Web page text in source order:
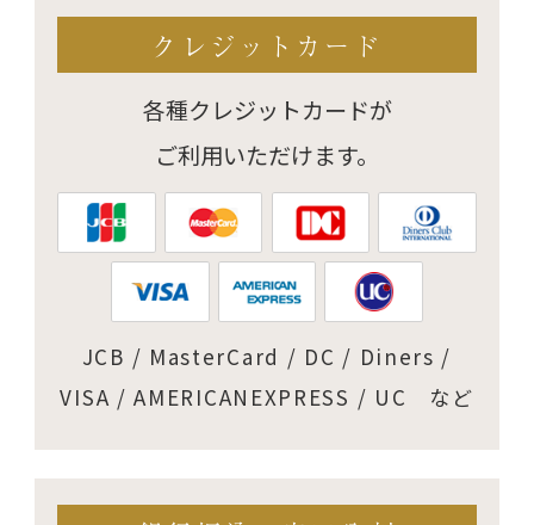
クレジットカード
各種クレジットカードが
ご利用いただけます。
JCB / MasterCard / DC / Diners /
VISA / AMERICANEXPRESS / UC など